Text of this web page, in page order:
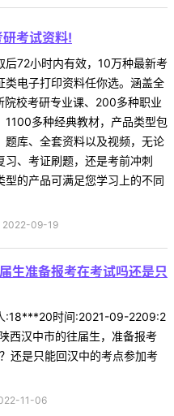
考试资料!
后72小时内有效，10万种最新考
类电子打印资料任你选。涵盖全
院校考研专业课、200多种职业
1100多种经典教材，产品类型包
题库、全套资料以及视频，无论
习、考证刷题，还是考前冲刺
型的产品可满足您学习上的不同
2022-09-19
生准备报考在考试吗还是只
:18***20时间:2021-09-2209:2
西汉中市的往届生，准备报考
还是只能回汉中的考点参加考
11-06